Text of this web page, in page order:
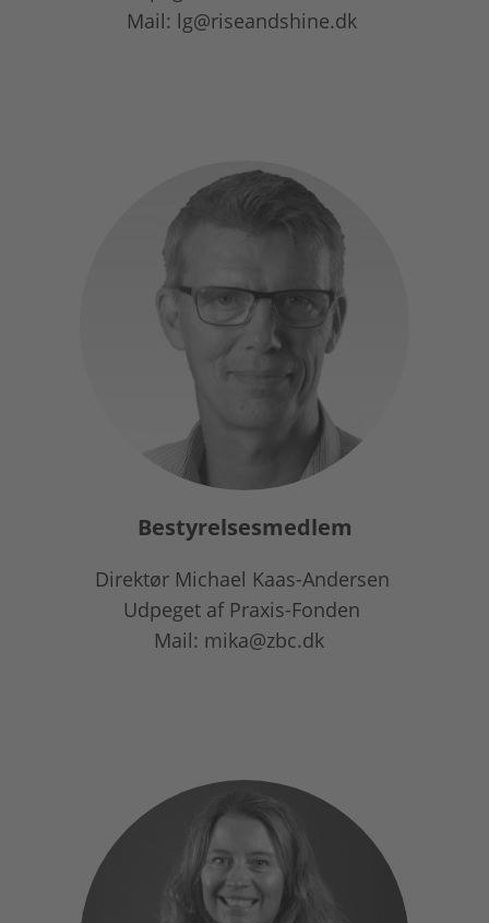
Mail: lg@riseandshine.dk
Bestyrelsesmedlem
Direktør Michael Kaas-Andersen
Udpeget af Praxis-Fonden
Mail: mika@zbc.dk